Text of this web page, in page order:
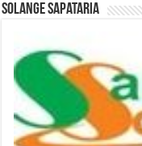
Solange Sapataria